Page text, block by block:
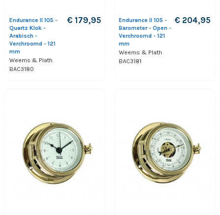
Endurance II 105 -
Quartz Klok -
Arabisch -
Verchroomd - 121
mm
Weems & Plath
BAC3180
€ 179,95
Endurance II 105 -
Barometer - Open -
Verchroomd - 121
mm
Weems & Plath
BAC3181
€ 204,95